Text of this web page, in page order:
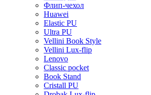
Флип-чехол
Huawei
Elastic PU
Ultra PU
Vellini Book Style
Vellini Lux-flip
Lenovo
Classic pocket
Book Stand
Cristall PU